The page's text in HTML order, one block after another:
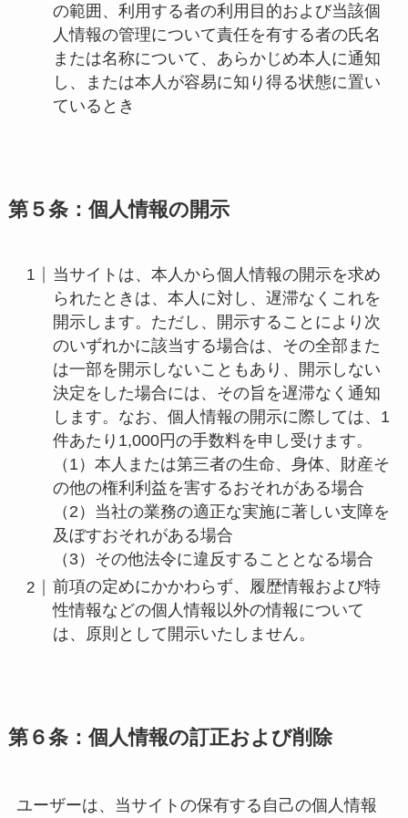
の範囲、利用する者の利用目的および当該個
人情報の管理について責任を有する者の氏名
または名称について、あらかじめ本人に通知
し、または本人が容易に知り得る状態に置い
ているとき
第５条：個人情報の開示
当サイトは、本人から個人情報の開示を求め
られたときは、本人に対し、遅滞なくこれを
開示します。ただし、開示することにより次
のいずれかに該当する場合は、その全部また
は一部を開示しないこともあり、開示しない
決定をした場合には、その旨を遅滞なく通知
します。なお、個人情報の開示に際しては、1
件あたり1,000円の手数料を申し受けます。
（1）本人または第三者の生命、身体、財産そ
の他の権利利益を害するおそれがある場合
（2）当社の業務の適正な実施に著しい支障を
及ぼすおそれがある場合
（3）その他法令に違反することとなる場合
前項の定めにかかわらず、履歴情報および特
性情報などの個人情報以外の情報について
は、原則として開示いたしません。
第６条：個人情報の訂正および削除
ユーザーは、当サイトの保有する自己の個人情報